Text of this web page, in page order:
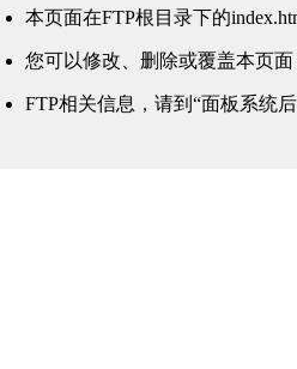
本页面在FTP根目录下的
您可以修改、删除或覆盖本页面
FTP相关信息，请到“面板系统